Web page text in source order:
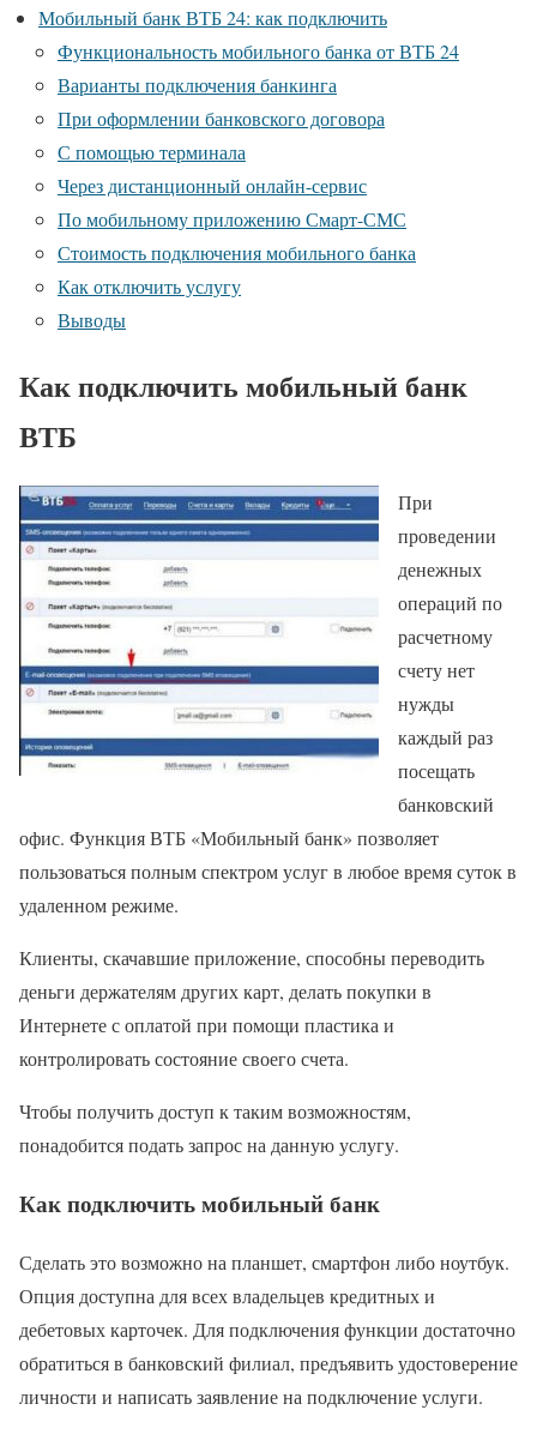
Мобильный банк ВТБ 24: как подключить
Функциональность мобильного банка от ВТБ 24
Варианты подключения банкинга
При оформлении банковского договора
С помощью терминала
Через дистанционный онлайн-сервис
По мобильному приложению Смарт-СМС
Стоимость подключения мобильного банка
Как отключить услугу
Выводы
Как подключить мобильный банк
ВТБ
При
проведении
денежных
операций по
расчетному
счету нет
нужды
каждый раз
посещать
банковский
офис. Функция ВТБ «Мобильный банк» позволяет
пользоваться полным спектром услуг в любое время суток в
удаленном режиме.
Клиенты, скачавшие приложение, способны переводить
деньги держателям других карт, делать покупки в
Интернете с оплатой при помощи пластика и
контролировать состояние своего счета.
Чтобы получить доступ к таким возможностям,
понадобится подать запрос на данную услугу.
Как подключить мобильный банк
Сделать это возможно на планшет, смартфон либо ноутбук.
Опция доступна для всех владельцев кредитных и
дебетовых карточек. Для подключения функции достаточно
обратиться в банковский филиал, предъявить удостоверение
личности и написать заявление на подключение услуги.